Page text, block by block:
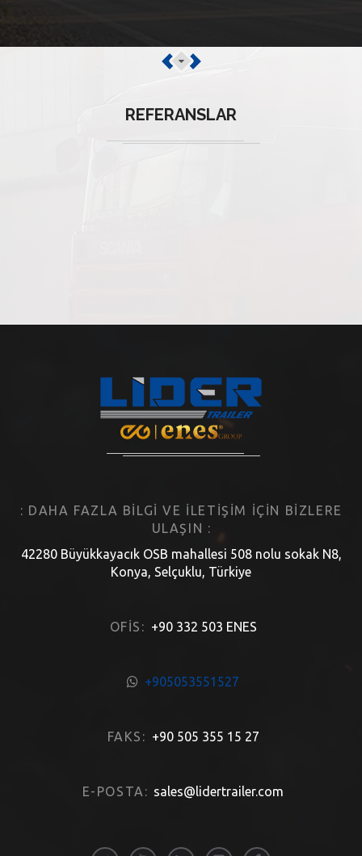
REFERANSLAR
: DAHA FAZLA BILGI VE ILETIŞIM IÇIN BIZLERE
ULAŞIN :
42280 Büyükkayacık OSB mahallesi 508 nolu sokak N8,
Konya, Selçuklu, Türkiye
OFIS: +90 332 503 ENES
+905053551527
FAKS: +90 505 355 15 27
E-POSTA: sales@lidertrailer.com